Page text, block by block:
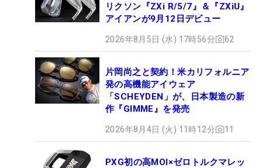
リクソン『ZXi R/5/7』＆『ZXiU』
アイアンが9月12日デビュー
2026年8月5日 (水) 17時56分 62
片岡尚之と契約！米カリフォルニア
発の高機能アイウェア
「SCHEYDEN」が、日本製造の新
作『GIMME』を発売
2026年8月4日 (火) 11時12分 11
PXG初の高MOI×ゼロトルクマレッ